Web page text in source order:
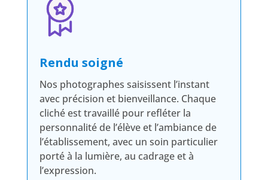
Rendu soigné
Nos photographes saisissent l’instant
avec précision et bienveillance. Chaque
cliché est travaillé pour refléter la
personnalité de l’élève et l’ambiance de
l’établissement, avec un soin particulier
porté à la lumière, au cadrage et à
l’expression.